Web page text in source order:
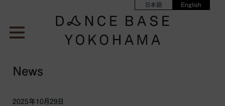
日本語 English
News
2025年10月29日